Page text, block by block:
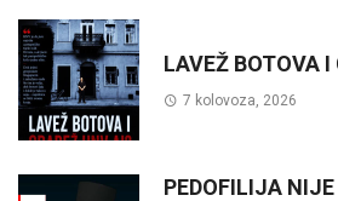
LAVEŽ BOTOVA
7 kolovoza, 2026
PEDOFILIJA